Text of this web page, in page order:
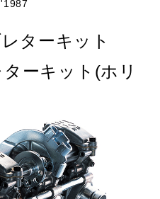
る
ターキット
ーキット(ホリ